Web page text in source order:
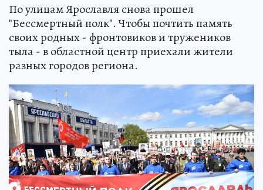
По улицам Ярославля снова прошел
"Бессмертный полк". Чтобы почтить память
своих родных - фронтовиков и тружеников
тыла - в областной центр приехали жители
разных городов региона.